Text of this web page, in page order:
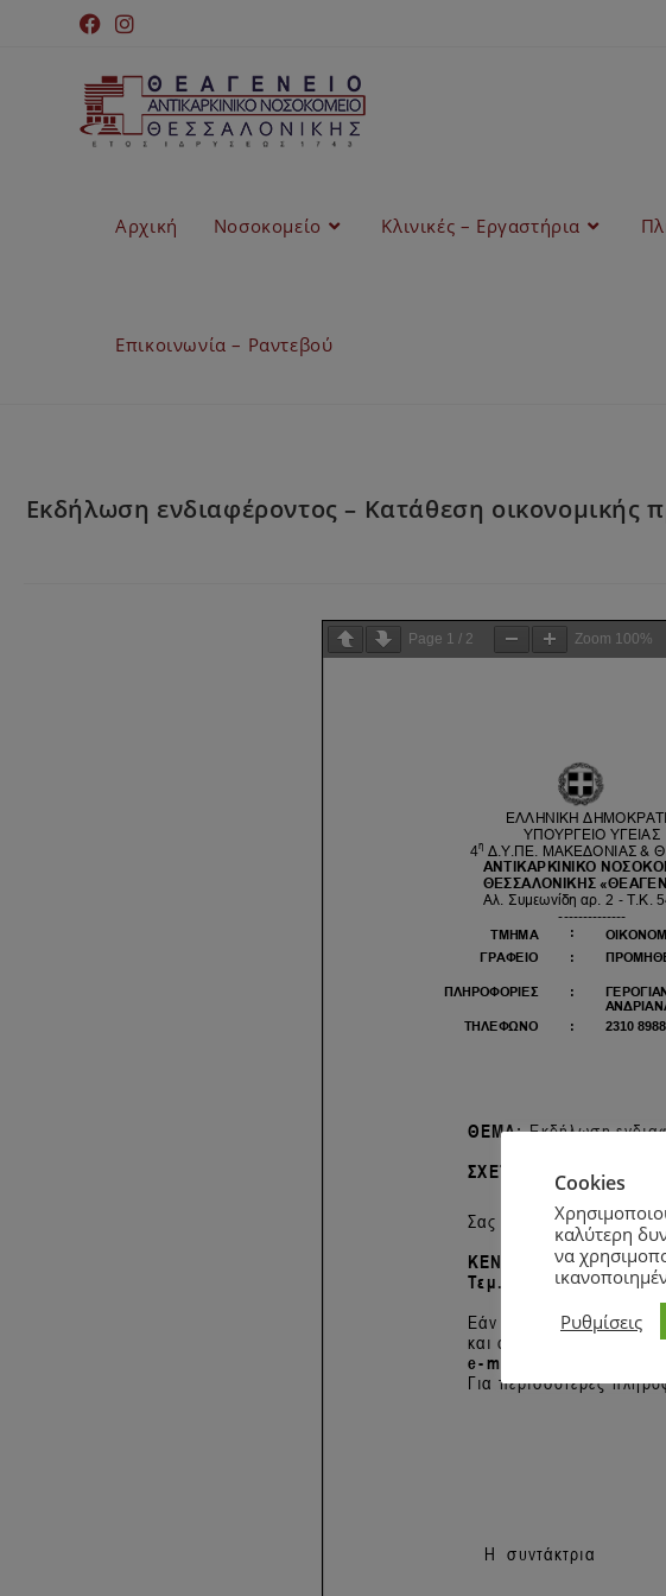
Αρχική Νοσοκομείο Κλινικές – Εργαστήρια
Επικοινωνία – Ραντεβού
Εκδήλωση ενδιαφέροντος – Κατάθεση
Page 1 / 2 Zoom 100%
Cookies
καλύτερη
να
Ρυθμίσεις